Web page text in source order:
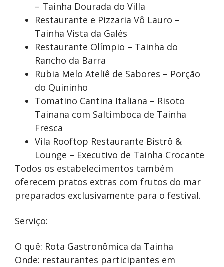
– Tainha Dourada do Villa
Restaurante e Pizzaria Vô Lauro –
Tainha Vista da Galés
Restaurante Olímpio – Tainha do
Rancho da Barra
Rubia Melo Ateliê de Sabores – Porção
do Quininho
Tomatino Cantina Italiana – Risoto
Tainana com Saltimboca de Tainha
Fresca
Vila Rooftop Restaurante Bistrô &
Lounge – Executivo de Tainha Crocante
Todos os estabelecimentos também
oferecem pratos extras com frutos do mar
preparados exclusivamente para o festival.
Serviço:
O quê: Rota Gastronômica da Tainha
Onde: restaurantes participantes em